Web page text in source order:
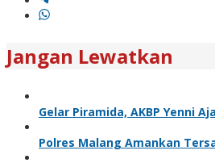
Jangan Lewatkan
Gelar Piramida, AKBP Yenni
Polres Malang Amankan